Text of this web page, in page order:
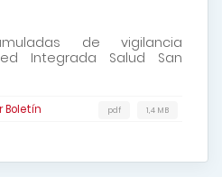
de vigilancia
Integrada Salud San
Boletín 1,4 MB
pdf